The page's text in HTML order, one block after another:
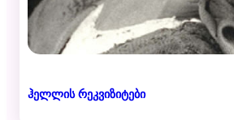
ჰელლის რეკვიზიტები